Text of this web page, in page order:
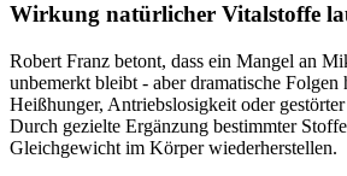
Wirkung natürlicher Vitalstoffe
Robert Franz betont, dass ein Mangel an
unbemerkt bleibt - aber dramatische Folgen
Heißhunger, Antriebslosigkeit oder
Durch gezielte Ergänzung bestimmter
Gleichgewicht im Körper wiederherstellen.